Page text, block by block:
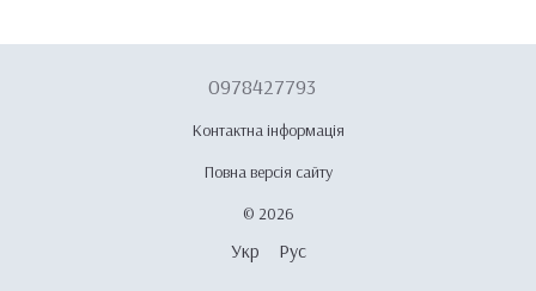
0978427793
Контактна інформація
Повна версія сайту
© 2026
Укр Рус